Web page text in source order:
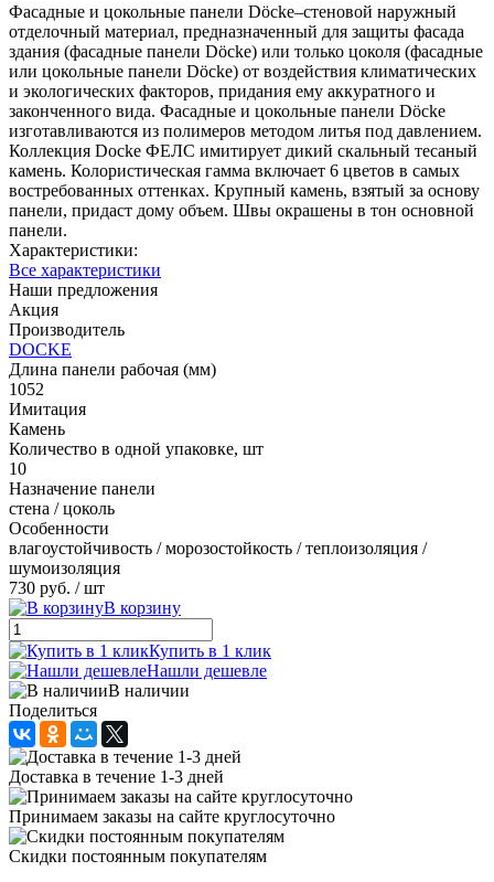
Фасадные и цокольные панели Döcke–стеновой наружный
отделочный материал, предназначенный для защиты фасада
здания (фасадные панели Döcke) или только цоколя (фасадные
или цокольные панели Döcke) от воздействия климатических
и экологических факторов, придания ему аккуратного и
законченного вида. Фасадные и цокольные панели Döcke
изготавливаются из полимеров методом литья под давлением.
Коллекция Docke ФЕЛС имитирует дикий скальный тесаный
камень. Колористическая гамма включает 6 цветов в самых
востребованных оттенках. Крупный камень, взятый за основу
панели, придаст дому объем. Швы окрашены в тон основной
панели.
Характеристики:
Все характеристики
Наши предложения
Акция
Производитель
DOCKE
Длина панели рабочая (мм)
1052
Имитация
Камень
Количество в одной упаковке, шт
10
Назначение панели
стена / цоколь
Особенности
влагоустойчивость / морозостойкость / теплоизоляция /
шумоизоляция
730 руб. / шт
В корзину
Купить в 1 клик
Нашли дешевле
В наличии
Поделиться
Доставка в течение 1-3 дней
Принимаем заказы на сайте круглосуточно
Скидки постоянным покупателям